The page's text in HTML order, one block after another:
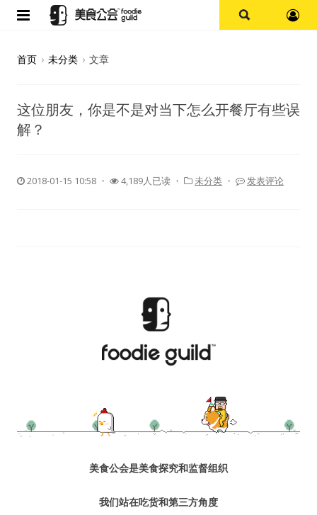
探店报告
上海
资讯
水区
公会活动
悬赏测评
私家厨房
首页 › 未分类 › 文章
这位朋友，你是不是对当下怎么开餐厅有些误
解？
2018-01-15 10:58 ・ 4,189人已读 ・ 未分类 ・ 发表评论
美食公会是美食探究和监督组织
我们站在吃货和第三方角度